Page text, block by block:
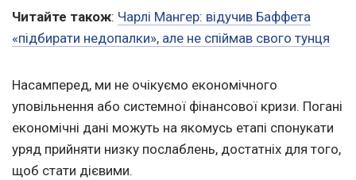
Читайте також: Чарлі Мангер: відучив Баффета
«підбирати недопалки», але не спіймав свого тунця
Насамперед, ми не очікуємо економічного
уповільнення або системної фінансової кризи. Погані
економічні дані можуть на якомусь етапі спонукати
уряд прийняти низку послаблень, достатніх для того,
щоб стати дієвими.